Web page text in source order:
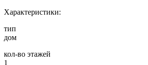
Характеристики:
тип
дом
кол-во этажей
1